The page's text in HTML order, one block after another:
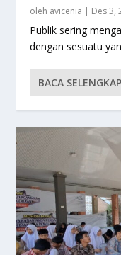
oleh avicenia | Des 3,
Publik sering
dengan sesuatu
BACA